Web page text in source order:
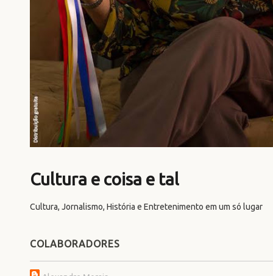
Cultura e coisa e tal
Cultura, Jornalismo, História e Entretenimento em um só lugar
COLABORADORES